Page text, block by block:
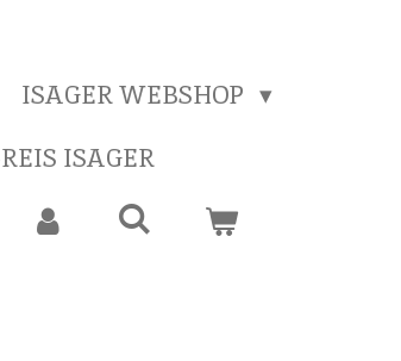
ISAGER WEBSHOP
ISAGER